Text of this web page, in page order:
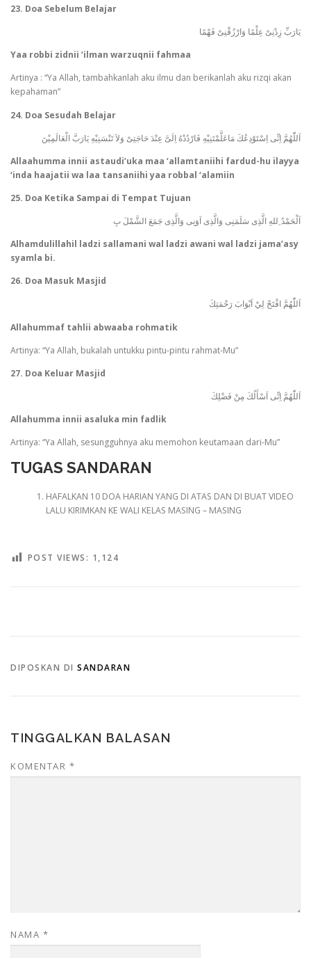
23. Doa Sebelum Belajar
يَارَبِّ زِدْنِىْ عِلْمًا وَارْزُقْنِىْ فَهْمًا
Yaa robbi zidnii ‘ilman warzuqnii fahmaa
Artinya : “Ya Allah, tambahkanlah aku ilmu dan berikanlah aku rizqi akan
kepahaman”
24. Doa Sesudah Belajar
اَللّٰهُمَّ اِنِّى اِسْتَوْدِعُكَ مَاعَلَّمْتَنِيْهِ فَارْدُدْهُ اِلَىَّ عِنْدَ حَاجَتِىْ وَلاَ تَنْسَنِيْهِ يَارَبَّ الْعَالَمِيْنَ
Allaahumma innii astaudi’uka maa ‘allamtaniihi fardud-hu ilayya
‘inda haajatii wa laa tansaniihi yaa robbal ‘alamiin
25. Doa Ketika Sampai di Tempat Tujuan
اَلْحَمْدُ ِللهِ الَّذِى سَلَمَنِى وَالَّذِى اَوَنِى وَالَّذِى جَمَعَ الشَّمْلَ بِ
Alhamdulillahil ladzi sallamani wal ladzi awani wal ladzi jama’asy
syamla bi.
26. Doa Masuk Masjid
اَللّٰهُمَّ افْتَحْ لِيْ اَبْوَابَ رَحْمَتِكَ
Allahummaf tahlii abwaaba rohmatik
Artinya: “Ya Allah, bukalah untukku pintu-pintu rahmat-Mu”
27. Doa Keluar Masjid
اَللّٰهُمَّ اِنِّى اَسْأَلُكَ مِنْ فَضْلِكَ
Allahumma innii asaluka min fadlik
Artinya: “Ya Allah, sesungguhnya aku memohon keutamaan dari-Mu”
TUGAS SANDARAN
HAFALKAN 10 DOA HARIAN YANG DI ATAS DAN DI BUAT VIDEO
LALU KIRIMKAN KE WALI KELAS MASING – MASING
POST VIEWS: 1,124
DIPOSKAN DI SANDARAN
TINGGALKAN BALASAN
KOMENTAR *
NAMA *